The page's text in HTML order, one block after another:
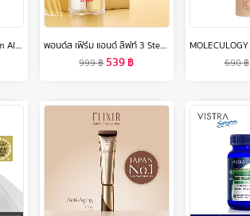
L:A BRUKET 017 Lip Balm Almond/Coconut 14g ผลิตภัณฑ์บำรุงริมฝีปาก อัลมอนด์/โคโค่นัท
พอนด์ส เฟิร์ม แอนด์ ลิฟท์ 3 Step กรอบหน้าเป๊ะ ผิวเฟิร์มกระชับ ใน 4 สัปดาห์
999฿539฿
690฿